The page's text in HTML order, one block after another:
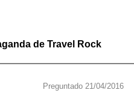
de Travel Rock
Preguntado 21/04/2016